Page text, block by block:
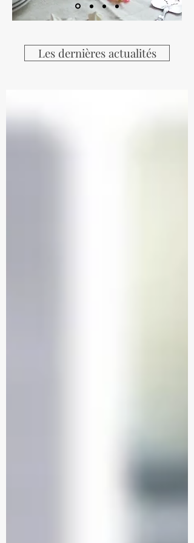
Les dernières actualités